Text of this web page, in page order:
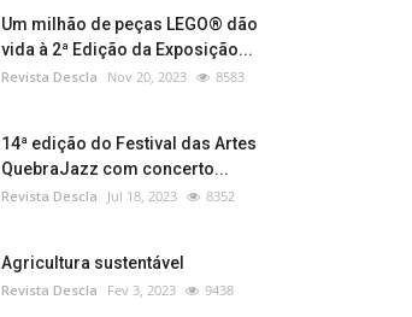
Um milhão de peças LEGO® dão
vida à 2ª Edição da Exposição...
Revista Descla Nov 20, 2023 8583
14ª edição do Festival das Artes
QuebraJazz com concerto...
Revista Descla Jul 18, 2023 8352
Agricultura sustentável
Revista Descla Fev 3, 2023 9438